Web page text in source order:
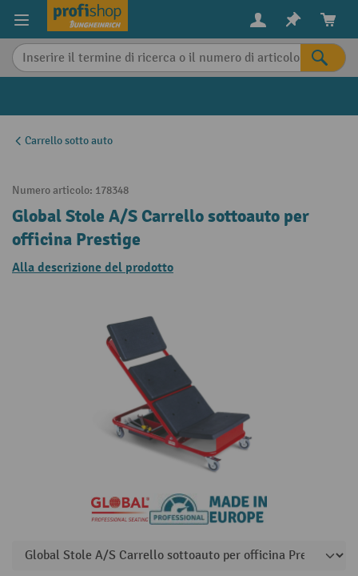
content
Carrello sotto auto
Numero articolo: 178348
Global Stole A/S Carrello sottoauto per
officina Prestige
Alla descrizione del prodotto